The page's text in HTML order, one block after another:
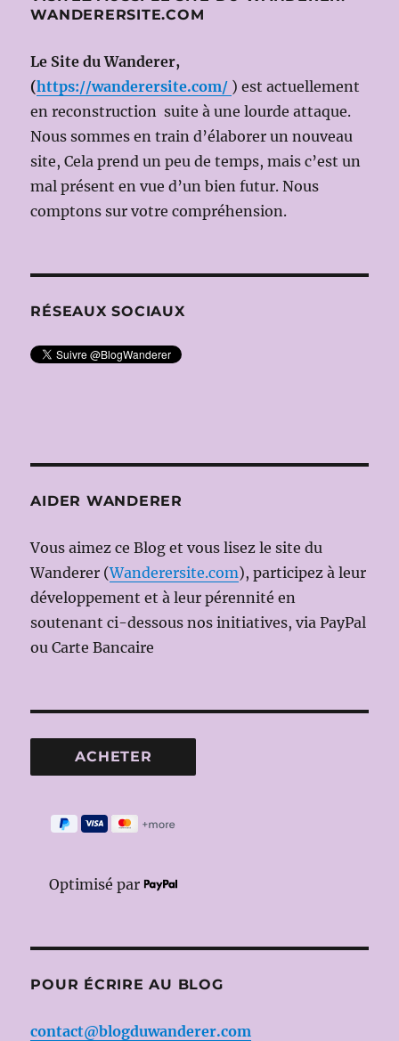
WANDERERSITE.COM
Le Site du Wanderer,
(https://wanderersite.com/ ) est actuellement
en reconstruction suite à une lourde attaque.
Nous sommes en train d’élaborer un nouveau
site, Cela prend un peu de temps, mais c’est un
mal présent en vue d’un bien futur. Nous
comptons sur votre compréhension.
RÉSEAUX SOCIAUX
AIDER WANDERER
Vous aimez ce Blog et vous lisez le site du
Wanderer (Wanderersite.com), participez à leur
développement et à leur pérennité en
soutenant ci-dessous nos initiatives, via PayPal
ou Carte Bancaire
Optimisé par
POUR ÉCRIRE AU BLOG
contact@blogduwanderer.com